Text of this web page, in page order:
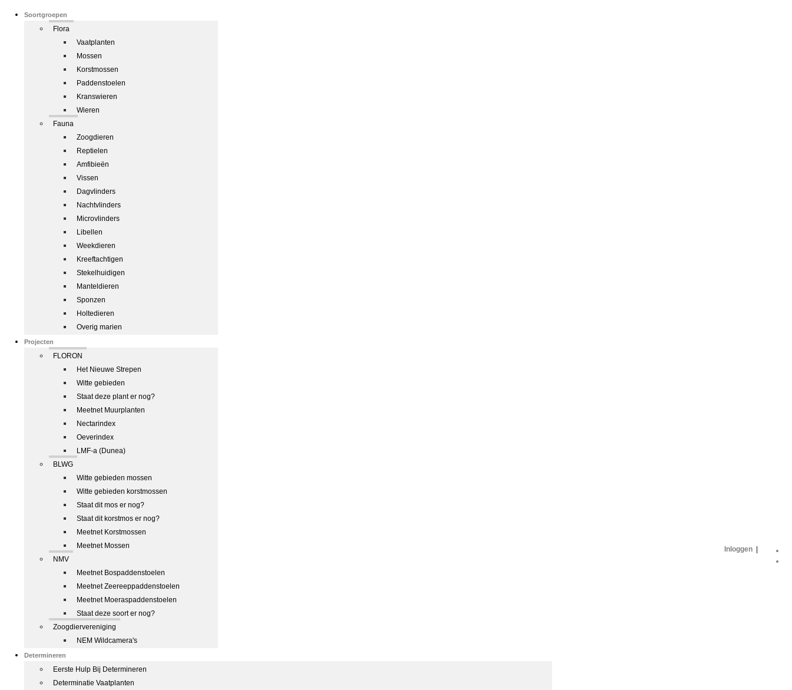
Soortgroepen
Flora
Vaatplanten
Mossen
Korstmossen
Paddenstoelen
Kranswieren
Wieren
Fauna
Zoogdieren
Reptielen
Amfibieën
Vissen
Dagvlinders
Nachtvlinders
Microvlinders
Libellen
Weekdieren
Kreeftachtigen
Stekelhuidigen
Manteldieren
Sponzen
Holtedieren
Overig marien
Projecten
FLORON
Het Nieuwe Strepen
Witte gebieden
Staat deze plant er nog?
Meetnet Muurplanten
Nectarindex
Oeverindex
LMF-a (Dunea)
BLWG
Witte gebieden mossen
Witte gebieden korstmossen
Staat dit mos er nog?
Staat dit korstmos er nog?
Meetnet Korstmossen
Meetnet Mossen
NMV
Meetnet Bospaddenstoelen
Meetnet Zeereeppaddenstoelen
Meetnet Moeraspaddenstoelen
Staat deze soort er nog?
Zoogdiervereniging
NEM Wildcamera's
Determineren
Eerste Hulp Bij Determineren
Determinatie Vaatplanten
Inloggen